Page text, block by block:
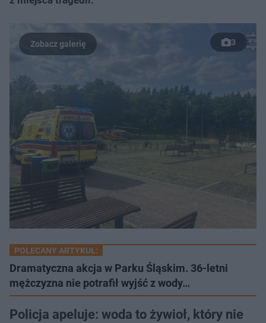
3
POLECANY ARTYKUŁ:
Dramatyczna akcja w Parku Śląskim. 36-letni
mężczyzna nie potrafił wyjść z wody…
Policja apeluje: woda to żywioł, który nie